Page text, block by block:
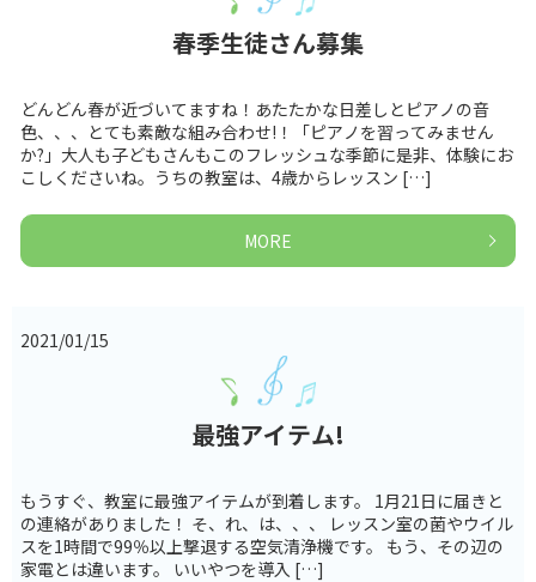
春季生徒さん募集
どんどん春が近づいてますね！あたたかな日差しとピアノの音
色、、、とても素敵な組み合わせ!！「ピアノを習ってみません
か?」大人も子どもさんもこのフレッシュな季節に是非、体験にお
こしくださいね。うちの教室は、4歳からレッスン […]
MORE
2021/01/15
最強アイテム!
もうすぐ、教室に最強アイテムが到着します。 1月21日に届きと
の連絡がありました！ そ、れ、は、、、 レッスン室の菌やウイル
スを1時間で99％以上撃退する空気清浄機です。 もう、その辺の
家電とは違います。 いいやつを導入 […]